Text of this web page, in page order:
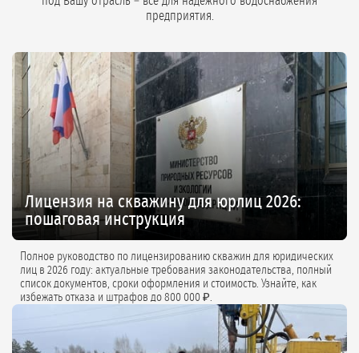
предприятия.
Лицензия на скважину для юрлиц 2026:
пошаговая инструкция
Полное руководство по лицензированию скважин для юридических
лиц в 2026 году: актуальные требования законодательства, полный
список документов, сроки оформления и стоимость. Узнайте, как
избежать отказа и штрафов до 800 000 ₽.